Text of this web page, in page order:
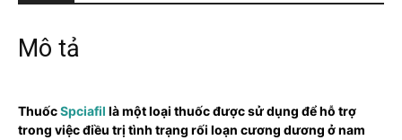
Mô tả
ThuốcSpciafil là một loại thuốc được sử dụng để hỗ trợ
trong việc điều trị tình trạng rối loạn cương dương ở nam